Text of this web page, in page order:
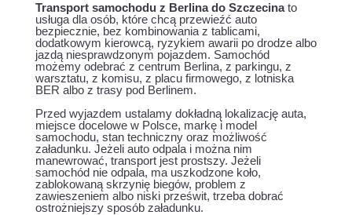
Transport samochodu z Berlina do Szczecinato
usługa dla osób, które chcą przewieźć auto
bezpiecznie, bez kombinowania z tablicami,
dodatkowym kierowcą, ryzykiem awarii po drodze albo
jazdą niesprawdzonym pojazdem. Samochód
możemy odebrać z centrum Berlina, z parkingu, z
warsztatu, z komisu, z placu firmowego, z lotniska
BER albo z trasy pod Berlinem.
Przed wyjazdem ustalamy dokładną lokalizację auta,
miejsce docelowe w Polsce, markę i model
samochodu, stan techniczny oraz możliwość
załadunku. Jeżeli auto odpala i można nim
manewrować, transport jest prostszy. Jeżeli
samochód nie odpala, ma uszkodzone koło,
zablokowaną skrzynię biegów, problem z
zawieszeniem albo niski prześwit, trzeba dobrać
ostrożniejszy sposób załadunku.